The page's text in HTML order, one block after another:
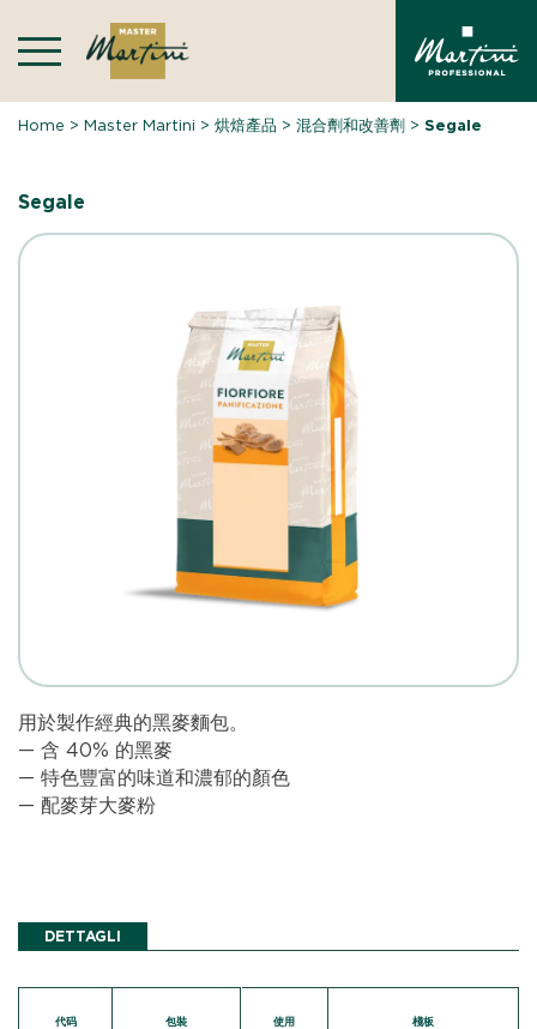
content
Home >Master Martini >烘焙產品 >混合劑和改善劑 >Segale
Segale
用於製作經典的黑麥麵包。
— 含 40% 的黑麥
— 特色豐富的味道和濃郁的顏色
— 配麥芽大麥粉
DETTAGLI
代码 包裝 使用 棧板